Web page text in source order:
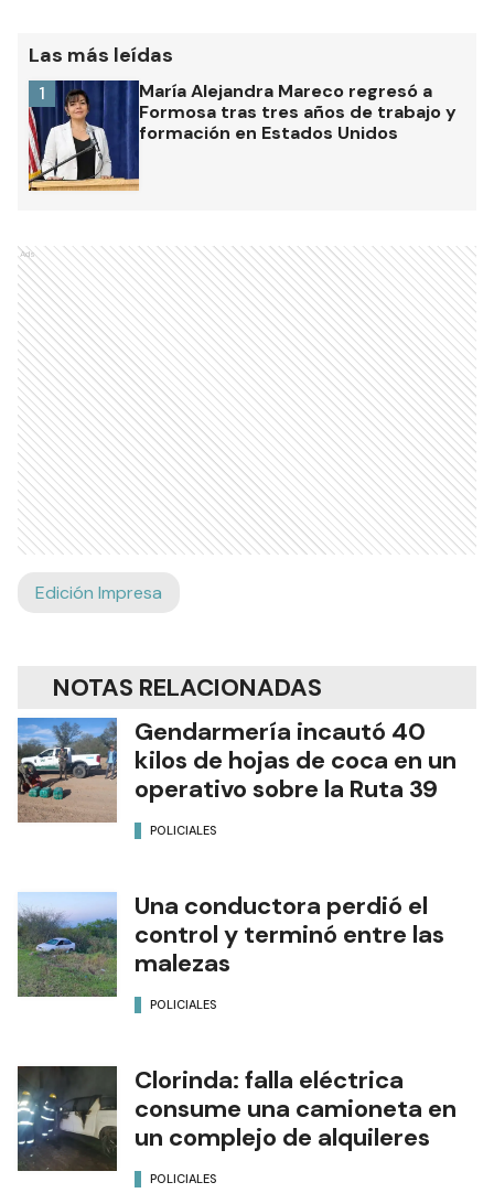
Las más leídas
María Alejandra Mareco regresó a
Formosa tras tres años de trabajo y
formación en Estados Unidos
1
Ads
Edición Impresa
NOTAS RELACIONADAS
Gendarmería incautó 40
kilos de hojas de coca en un
operativo sobre la Ruta 39
POLICIALES
Una conductora perdió el
control y terminó entre las
malezas
POLICIALES
Clorinda: falla eléctrica
consume una camioneta en
un complejo de alquileres
POLICIALES